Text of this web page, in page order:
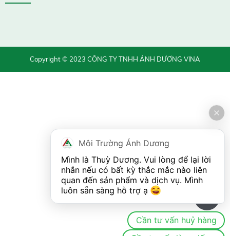
Copyright © 2023 CÔNG TY TNHH ÁNH DƯƠNG VINA
Môi Trường Ánh Dương
Mình là Thuỳ Dương. Vui lòng để lại lời
nhắn nếu có bất kỳ thắc mắc nào liên
quan đến sản phẩm và dịch vụ. Mình
luôn sẵn sàng hỗ trợ ạ
Cần tư vấn huỷ hàng